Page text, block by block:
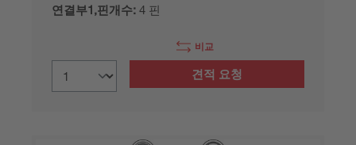
연결부1,핀개수: 4 핀
비교
견적 요청